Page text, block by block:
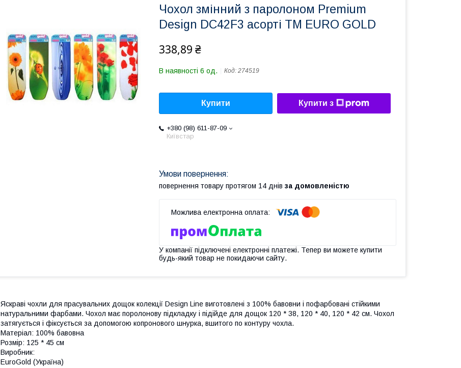
Чохол змінний з паролоном Premium
Design DC42F3 асорті ТМ EURO GOLD
338,89 ₴
В наявності 6 од. Код: 274519
Купити Купити з
+380 (98) 611-87-09
Київстар
повернення товару протягом 14 днів за домовленістю
У компанії підключені електронні платежі. Тепер ви можете купити
будь-який товар не покидаючи сайту.
Яскраві чохли для прасувальних дощок колекції Design Line виготовлені з 100% бавовни і пофарбовані стійкими
натуральними фарбами. Чохол має поролонову підкладку і підійде для дощок 120 * 38, 120 * 40, 120 * 42 см. Чохол
затягується і фіксується за допомогою копронового шнурка, вшитого по контуру чохла.
Матеріал: 100% бавовна
Розмір: 125 * 45 см
Виробник:
EuroGold (Україна)